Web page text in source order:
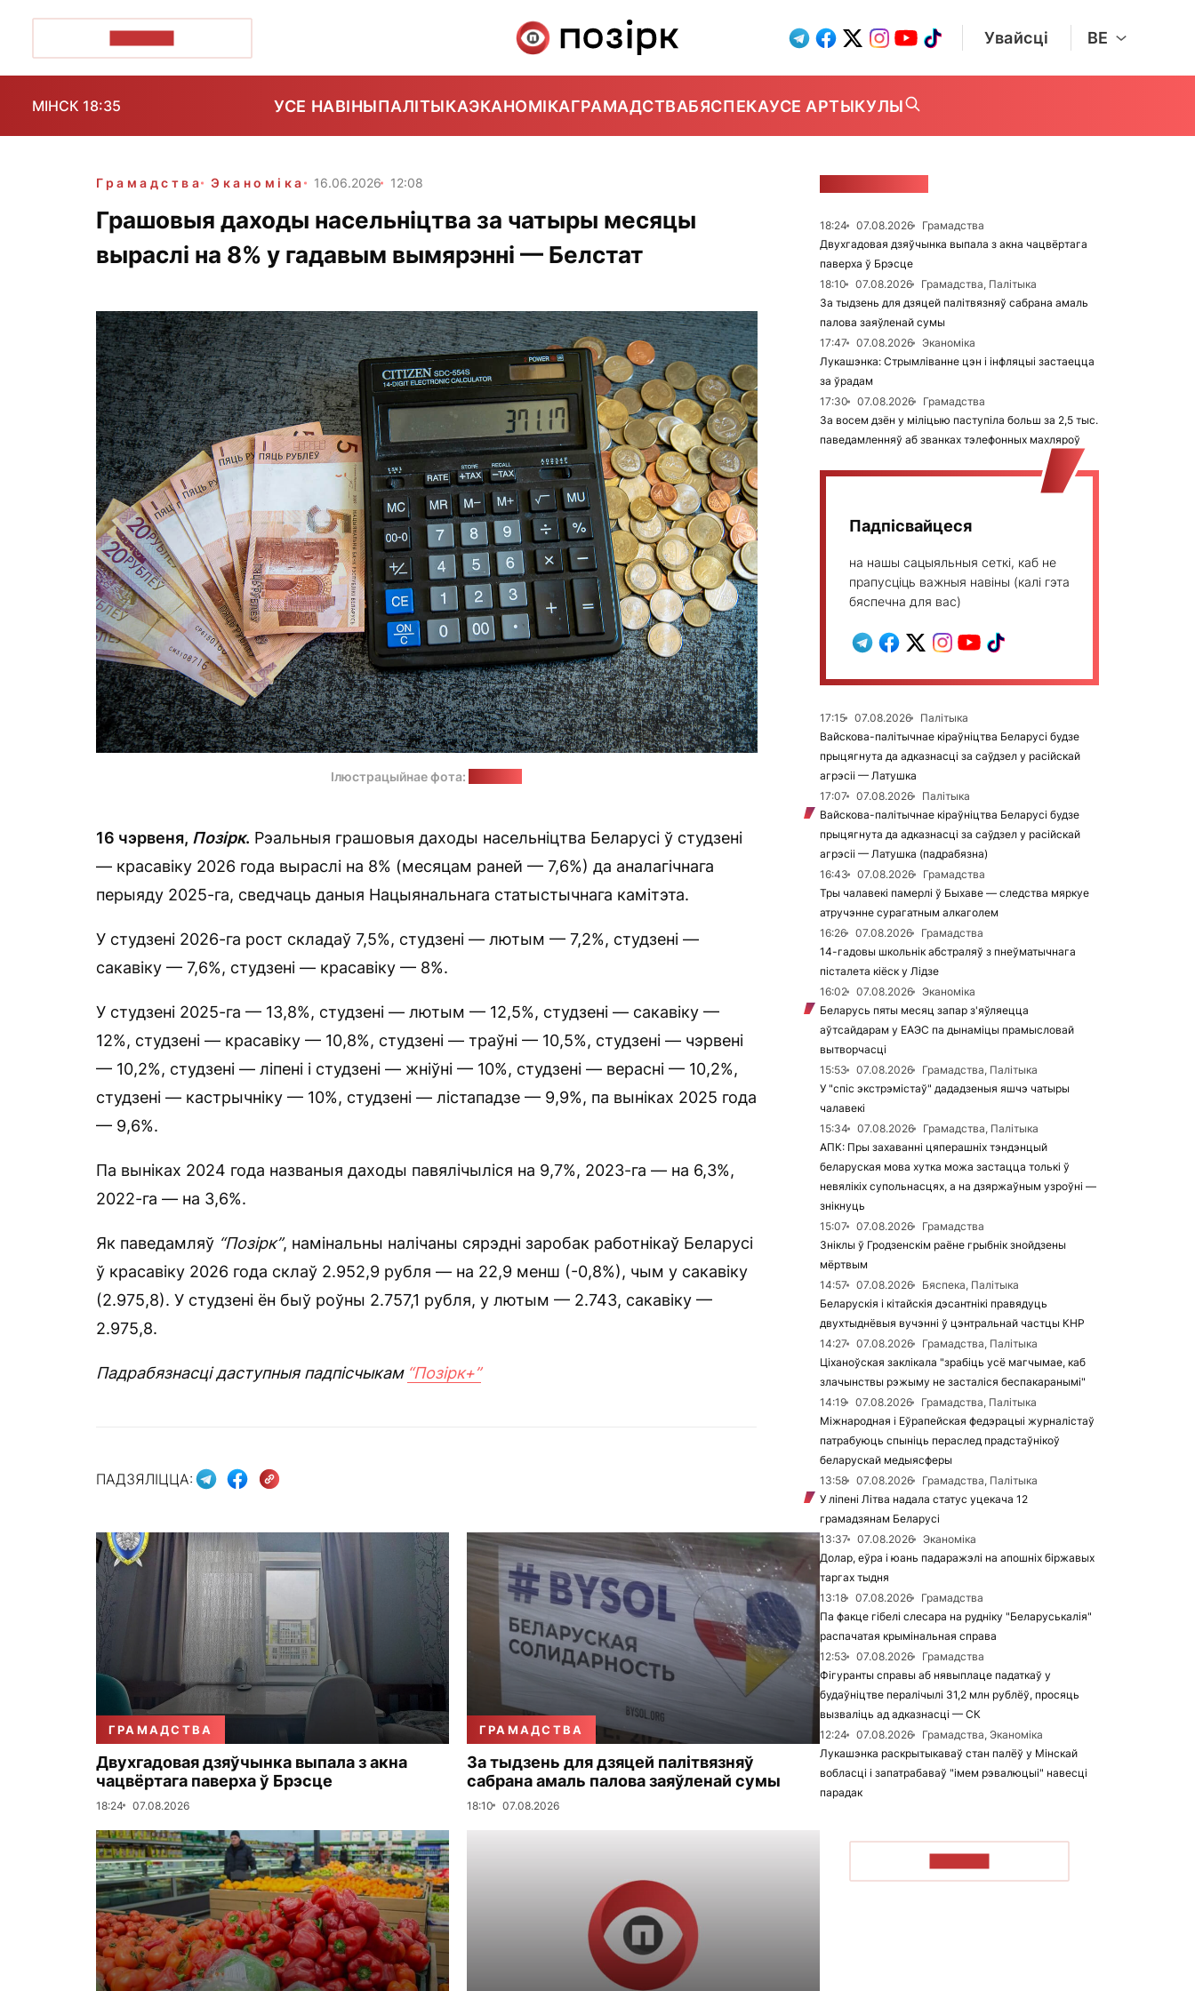
Увайсці BE
МІНСК 18:35 УСЕ НАВІНЫПАЛІТЫКАЭКАНОМІКАГРАМАДСТВАБЯСПЕКАУСЕ АРТЫКУЛЫ
Грамадства Эканоміка 16.06.2026 12:08
Грашовыя даходы насельніцтва за чатыры месяцы
выраслі на 8% у гадавым вымярэнні — Белстат
Ілюстрацыйнае фота:
16 чэрвеня, Позірк. Рэальныя грашовыя даходы насельніцтва Беларусі ў студзені
— красавіку 2026 года выраслі на 8% (месяцам раней — 7,6%) да аналагічнага
перыяду 2025-га, сведчаць даныя Нацыянальнага статыстычнага камітэта.
У студзені 2026-га рост складаў 7,5%, студзені — лютым — 7,2%, студзені —
сакавіку — 7,6%, студзені — красавіку — 8%.
У студзені 2025-га — 13,8%, студзені — лютым — 12,5%, студзені — сакавіку —
12%, студзені — красавіку — 10,8%, студзені — траўні — 10,5%, студзені — чэрвені
— 10,2%, студзені — ліпені і студзені — жніўні — 10%, студзені — верасні — 10,2%,
студзені — кастрычніку — 10%, студзені — лістападзе — 9,9%, па выніках 2025 года
— 9,6%.
Па выніках 2024 года названыя даходы павялічыліся на 9,7%, 2023-га — на 6,3%,
2022-га — на 3,6%.
Як паведамляў “Позірк”, намінальны налічаны сярэдні заробак работнікаў Беларусі
ў красавіку 2026 года склаў 2.952,9 рубля — на 22,9 менш (-0,8%), чым у сакавіку
(2.975,8). У студзені ён быў роўны 2.757,1 рубля, у лютым — 2.743, сакавіку —
2.975,8.
Падрабязнасці даступныя падпісчыкам “Позірк+”
ПАДЗЯЛІЦЦА:
ГРАМАДСТВА
Двухгадовая дзяўчынка выпала з акна
чацвёртага паверха ў Брэсце
18:24 07.08.2026
ГРАМАДСТВА
За тыдзень для дзяцей палітвязняў
сабрана амаль палова заяўленай сумы
18:10 07.08.2026
18:24 07.08.2026
Грамадства
Двухгадовая дзяўчынка выпала з акна чацвёртага
паверха ў Брэсце
18:10
07.08.2026
Грамадства, Палітыка
За тыдзень для дзяцей палітвязняў сабрана амаль
палова заяўленай сумы
17:47
07.08.2026
Эканоміка
Лукашэнка: Стрымліванне цэн і інфляцыі застаецца
за ўрадам
17:30
07.08.2026
Грамадства
За восем дзён у міліцыю паступіла больш за 2,5 тыс.
паведамленняў аб званках тэлефонных махляроў
Падпісвайцеся
на нашы сацыяльныя сеткі, каб не
прапусціць важныя навіны (калі гэта
бяспечна для вас)
17:15 07.08.2026
Палітыка
Вайскова-палітычнае кіраўніцтва Беларусі будзе
прыцягнута да адказнасці за саўдзел у расійскай
агрэсіі — Латушка
17:07
07.08.2026
Палітыка
Вайскова-палітычнае кіраўніцтва Беларусі будзе
прыцягнута да адказнасці за саўдзел у расійскай
агрэсіі — Латушка (падрабязна)
16:43
07.08.2026
Грамадства
Тры чалавекі памерлі ў Быхаве — следства мяркуе
атручэнне сурагатным алкаголем
16:26
07.08.2026
Грамадства
14-гадовы школьнік абстраляў з пнеўматычнага
пісталета кіёск у Лідзе
16:02
07.08.2026
Эканоміка
Беларусь пяты месяц запар з'яўляецца
аўтсайдарам у ЕАЭС па дынаміцы прамысловай
вытворчасці
15:53
07.08.2026
Грамадства, Палітыка
У "спіс экстрэмістаў" дададзеныя яшчэ чатыры
чалавекі
15:34
07.08.2026
Грамадства, Палітыка
АПК: Пры захаванні цяперашніх тэндэнцый
беларуская мова хутка можа застацца толькі ў
невялікіх супольнасцях, а на дзяржаўным узроўні —
знікнуць
15:07
07.08.2026
Грамадства
Зніклы ў Гродзенскім раёне грыбнік знойдзены
мёртвым
14:57
07.08.2026
Бяспека, Палітыка
Беларускія і кітайскія дэсантнікі правядуць
двухтыднёвыя вучэнні ў цэнтральнай частцы КНР
14:27
07.08.2026
Грамадства, Палітыка
Ціханоўская заклікала "зрабіць усё магчымае, каб
злачынствы рэжыму не засталіся беспакаранымі"
14:19
07.08.2026
Грамадства, Палітыка
Міжнародная і Еўрапейская федэрацыі журналістаў
патрабуюць спыніць пераслед прадстаўнікоў
беларускай медыясферы
13:58
07.08.2026
Грамадства, Палітыка
У ліпені Літва надала статус уцекача 12
грамадзянам Беларусі
13:37
07.08.2026
Эканоміка
Долар, еўра і юань падаражэлі на апошніх біржавых
таргах тыдня
13:18
07.08.2026
Грамадства
Па факце гібелі слесара на рудніку "Беларуськалія"
распачатая крымінальная справа
12:53
07.08.2026
Грамадства
Фігуранты справы аб нявыплаце падаткаў у
будаўніцтве пералічылі 31,2 млн рублёў, просяць
вызваліць ад адказнасці — СК
12:24
07.08.2026
Грамадства, Эканоміка
Лукашэнка раскрытыкаваў стан палёў у Мінскай
вобласці і запатрабаваў "імем рэвалюцыі" навесці
парадак